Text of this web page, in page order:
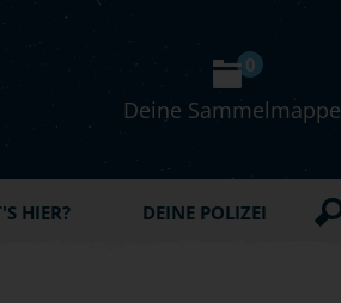
Deine Sammelmappe
0
HIER? DEINE POLIZEI